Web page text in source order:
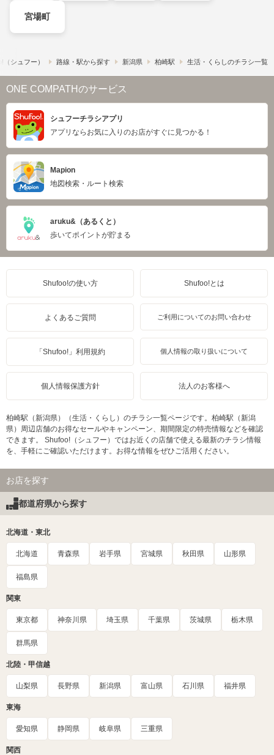
宮場町
シュフー） 路線・駅から探す 新潟県 柏崎駅 生活・くらしのチラシ一覧
ONE COMPATHのサービス
シュフーチラシアプリ
アプリならお気に入りのお店がすぐに見つかる！
Mapion
地図検索・ルート検索
aruku&（あるくと）
歩いてポイントが貯まる
Shufoo!の使い方 Shufoo!とは
よくあるご質問 ご利用についてのお問い合わせ
「Shufoo!」利用規約 個人情報の取り扱いについて
個人情報保護方針 法人のお客様へ
柏崎駅（新潟県）（生活・くらし）のチラシ一覧ページです。柏崎駅（新潟
県）周辺店舗のお得なセールやキャンペーン、期間限定の特売情報などを確認
できます。 Shufoo!（シュフー）ではお近くの店舗で使える最新のチラシ情報
を、手軽にご確認いただけます。お得な情報をぜひご活用ください。
お店を探す
都道府県から探す
北海道・東北
北海道 青森県 岩手県 宮城県 秋田県 山形県
福島県
関東
東京都 神奈川県 埼玉県 千葉県 茨城県 栃木県
群馬県
北陸・甲信越
山梨県 長野県 新潟県 富山県 石川県 福井県
東海
愛知県 静岡県 岐阜県 三重県
関西